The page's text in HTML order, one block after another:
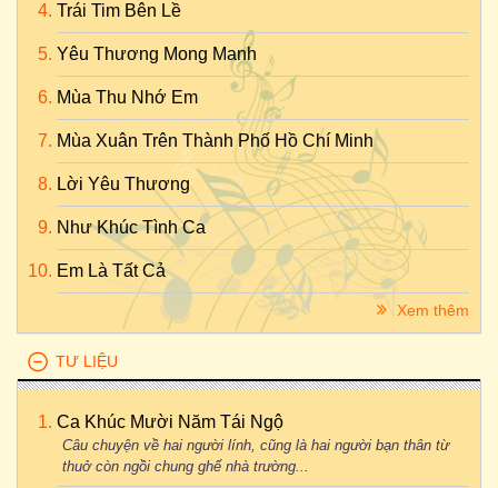
Trái Tim Bên Lề
Yêu Thương Mong Manh
Mùa Thu Nhớ Em
Mùa Xuân Trên Thành Phố Hồ Chí Minh
Lời Yêu Thương
Như Khúc Tình Ca
Em Là Tất Cả
Xem thêm
TƯ LIỆU
Ca Khúc Mười Năm Tái Ngộ
Câu chuyện về hai người lính, cũng là hai người bạn thân từ
thuở còn ngồi chung ghế nhà trường...